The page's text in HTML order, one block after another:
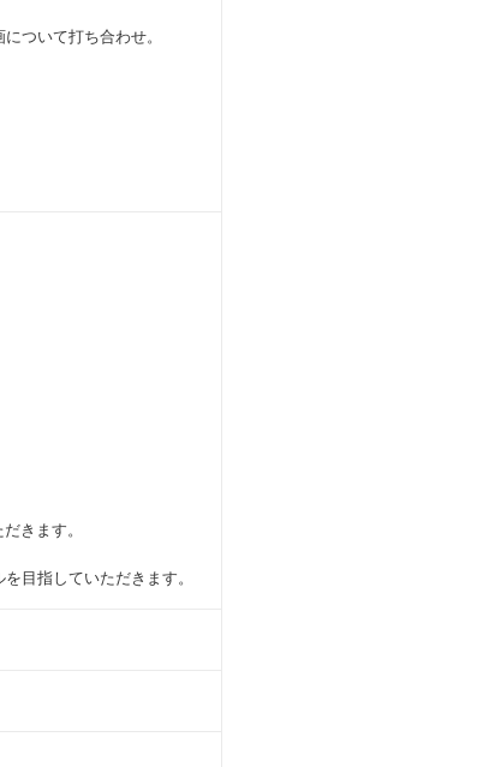
いて打ち合わせ。
きます。
目指していただきます。